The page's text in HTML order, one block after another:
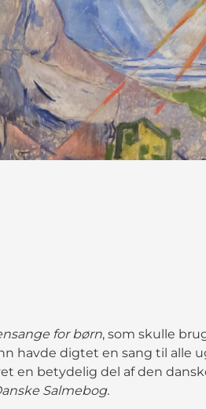
for børn, som skulle
havde digtet en sang til alle
en betydelig del af den
Salmebog.